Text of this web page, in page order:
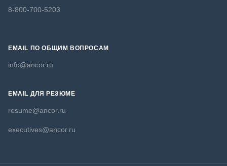
8-800-700-5203
EMAIL ПО ОБЩИМ ВОПРОСАМ
info@ancor.ru
EMAIL ДЛЯ РЕЗЮМЕ
resume@ancor.ru
executives@ancor.ru